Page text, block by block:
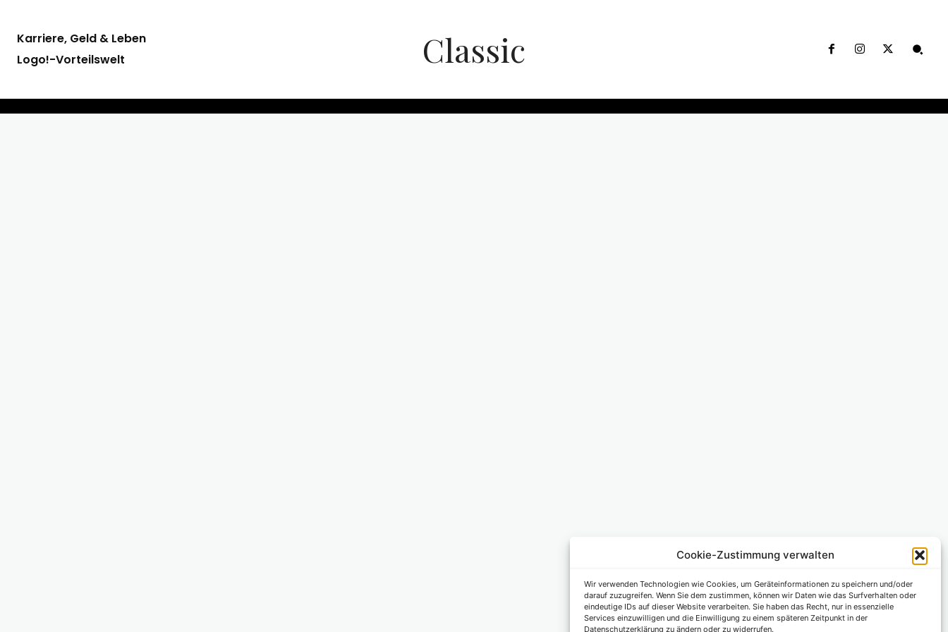
Cookie-Zustimmung verwalten
Wir verwenden Technologien wie Cookies, um Geräteinformationen zu speichern und/oder
darauf zuzugreifen. Wenn Sie dem zustimmen, können wir Daten wie das Surfverhalten oder
eindeutige IDs auf dieser Website verarbeiten. Sie haben das Recht, nur in essenzielle
Services einzuwilligen und die Einwilligung zu einem späteren Zeitpunkt in der
Datenschutzerklärung zu ändern oder zu widerrufen.
Karriere, Geld & Leben
Logo!-Vorteilswelt
Classic